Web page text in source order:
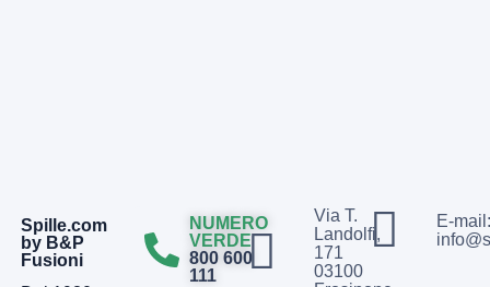
Spille.com
by B&P
Fusioni
NUMERO
VERDE
800 600
111
Via T.
Landolfi,
171
03100
E-mail: